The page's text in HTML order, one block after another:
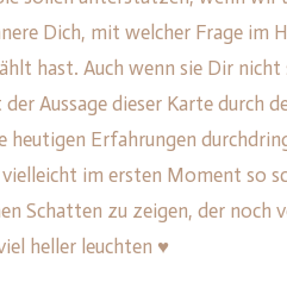
Dich, mit welcher Frage im
hast. Auch wenn sie Dir
Aussage dieser Karte durch
heutigen Erfahrungen
vielleicht im ersten Moment so
Schatten zu zeigen, der noch
heller leuchten ♥